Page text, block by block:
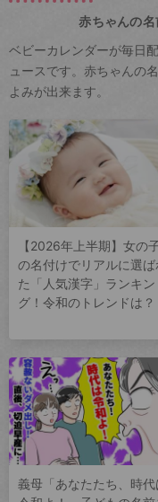
赤ちゃんの
ベビーカレンダーが毎日
ュースです。赤ちゃんの
よみが出来ます。
【2026年上半期】女の
の名付けでリアルに選ば
た「人気漢字」ランキン
グ！令和のトレンドは？
義母「あなたたち、時代